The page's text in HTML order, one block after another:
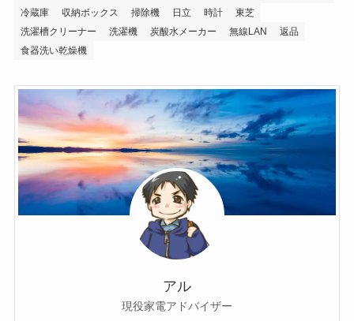
冷蔵庫
収納ボックス 掃除機 日立 時計
東芝
洗濯槽クリーナー
洗濯機 炭酸水メーカー 無線LAN
返品
食器洗い乾燥機
アル
現役家電アドバイザー